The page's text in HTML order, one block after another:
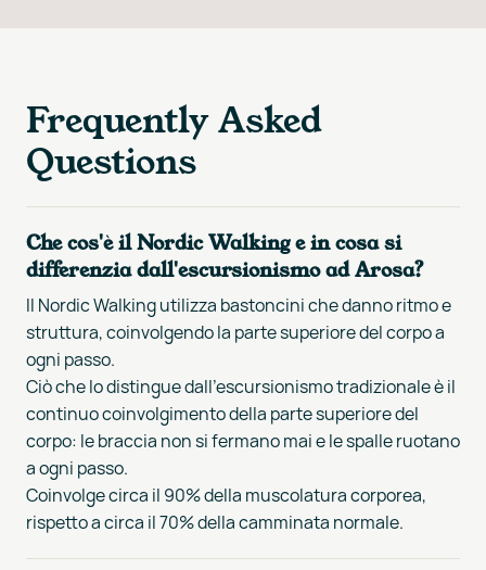
Frequently Asked
Questions
Che cos'è il Nordic Walking e in cosa si
differenzia dall'escursionismo ad Arosa?
Il Nordic Walking utilizza bastoncini che danno ritmo e
struttura, coinvolgendo la parte superiore del corpo a
ogni passo.
Ciò che lo distingue dall'escursionismo tradizionale è il
continuo coinvolgimento della parte superiore del
corpo: le braccia non si fermano mai e le spalle ruotano
a ogni passo.
Coinvolge circa il 90% della muscolatura corporea,
rispetto a circa il 70% della camminata normale.